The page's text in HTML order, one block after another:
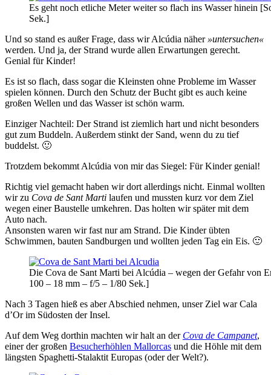
Es geht noch etliche Meter weiter so flach ins Wasser hinein
Sek.]
Und so stand es außer Frage, dass wir Alcúdia näher »untersuchen«
werden. Und ja, der Strand wurde allen Erwartungen gerecht.
Genial für Kinder!
Es ist so flach, dass sogar die Kleinsten ohne Probleme im Wasser
spielen können. Durch den Schutz der Bucht gibt es auch keine
großen Wellen und das Wasser ist schön warm.
Einziger Nachteil: Der Strand ist ziemlich hart und nicht besonders
gut zum Buddeln. Außerdem stinkt der Sand, wenn du zu tief
buddelst. 🙂
Trotzdem bekommt Alcúdia von mir das Siegel: Für Kinder genial!
Richtig viel gemacht haben wir dort allerdings nicht. Einmal wollten
wir zu Cova de Sant Marti laufen und mussten kurz vor dem Ziel
wegen einer Baustelle umkehren. Das holten wir später mit dem
Auto nach.
Ansonsten waren wir fast nur am Strand. Die Kinder übten
Schwimmen, bauten Sandburgen und wollten jeden Tag ein Eis. 🙂
Die Cova de Sant Marti bei Alcúdia – wegen der Gefahr von
100 – 18 mm – f/5 – 1/80 Sek.]
Nach 3 Tagen hieß es aber Abschied nehmen, unser Ziel war Cala
d’Or im Südosten der Insel.
Auf dem Weg dorthin machten wir halt an der Cova de Campanet,
einer der großen Besucherhöhlen Mallorcas und die Höhle mit dem
längsten Spaghetti-Stalaktit Europas (oder der Welt?).